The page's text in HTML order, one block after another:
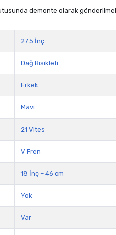
demonte olarak
27.5 İnç
Dağ Bisikleti
Erkek
Mavi
21 Vites
V Fren
18 İnç – 46 cm
Yok
Var